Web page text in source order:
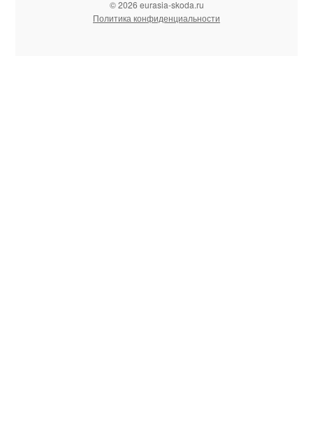
© 2026 eurasia-skoda.ru
Политика конфиденциальности